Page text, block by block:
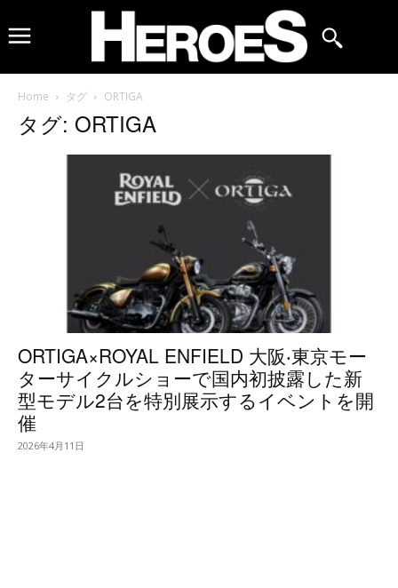
Home タグ ORTIGA
タグ: ORTIGA
ORTIGA×ROYAL ENFIELD 大阪‧東京モー
ターサイクルショーで国内初披露した新
型モデル2台を特別展示するイベントを開
催
2026年4月11日